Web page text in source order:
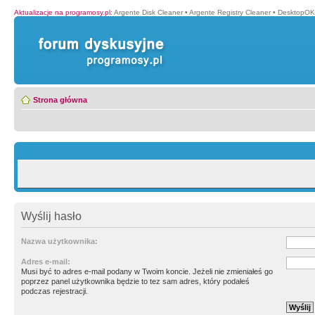
Aktualizacje na programosy.pl: Argente Disk Cleaner • Argente Registry Cleaner • DesktopOK
Strona główna
Wyślij hasło
Nazwa użytkownika:
Adres e-mail:
Musi być to adres e-mail podany w Twoim koncie. Jeżeli nie zmieniałeś go
poprzez panel użytkownika będzie to tez sam adres, który podałeś
podczas rejestracji.